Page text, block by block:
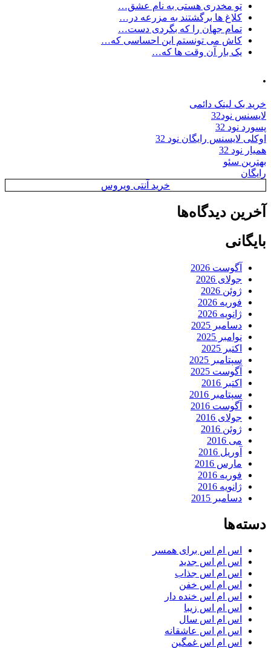
تو مخدری هستی به نام عشق…
کلاغ ها برگشتند به مزرعه در…
تمام جهان را که بگردی دست…
کاش می تونستم این احساسی که…
یک بار آن وقت ها که…
.
خرید بک لینک دائمی
لایسنس نود32
پسورد نود 32
اوکلی لایسنس رایگان نود 32
همیار نود 32
بهترین سئو
رایگان
خرید آنتی ویروس
آخرین دیدگاه‌ها
بایگانی
آگوست 2026
جولای 2026
ژوئن 2026
فوریه 2026
ژانویه 2026
دسامبر 2025
نوامبر 2025
اکتبر 2025
سپتامبر 2025
آگوست 2025
اکتبر 2016
سپتامبر 2016
آگوست 2016
جولای 2016
ژوئن 2016
می 2016
آوریل 2016
مارس 2016
فوریه 2016
ژانویه 2016
دسامبر 2015
دسته‌ها
اس ام اس برای همسر
اس ام اس جدید
اس ام اس جذاب
اس ام اس خفن
اس ام اس خنده دار
اس ام اس زیبا
اس ام اس سال
اس ام اس عاشقانه
اس ام اس غمگین